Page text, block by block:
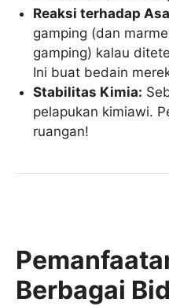
Reaksi terhadap
gamping (dan
gamping) kalau
Ini buat bedain
Stabilitas Kimia:
pelapukan kimiawi.
ruangan!
Berbagai